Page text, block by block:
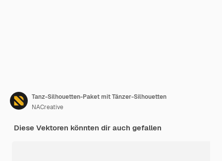
Tanz-Silhouetten-Paket mit Tänzer-Silhouetten
NACreative
Diese Vektoren könnten dir auch gefallen